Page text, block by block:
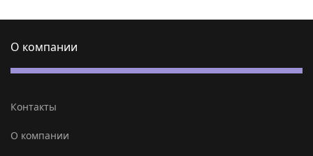
О компании
Контакты
О компании